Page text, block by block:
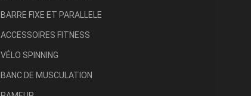
BARRE FIXE ET PARALLELE
ACCESSOIRES FITNESS
VÉLO SPINNING
BANC DE MUSCULATION